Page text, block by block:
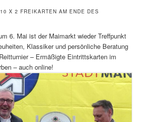
X 2 FREIKARTEN AM ENDE DES
6. Mai ist der Maimarkt wieder Treffpunkt
Klassiker und persönliche Beratung
– Ermäßigte Eintrittskarten im
– auch online!